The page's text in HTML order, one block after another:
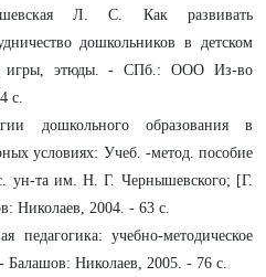
Л. С. Как развивать
дошкольников в детском
игры, этюды. - СПб.: ООО Из-во
с.
дошкольного образования в
условиях: Учеб. -метод. пособие
ун-та им. Н. Г. Чернышевского; [Г.
Николаев, 2004. - 63 с.
педагогика: учебно-методическое
Николаев, 2005. - 76 с.